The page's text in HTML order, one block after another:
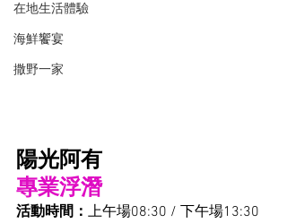
在地生活體驗
海鮮饗宴
撒野一家
陽光阿有
專業浮潛
活動時間： 上午場08:30 / 下午場13:30